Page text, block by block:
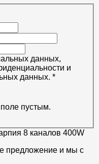
данных,
и
данных. *
пустым.
8 каналов 400W
предложение и мы с